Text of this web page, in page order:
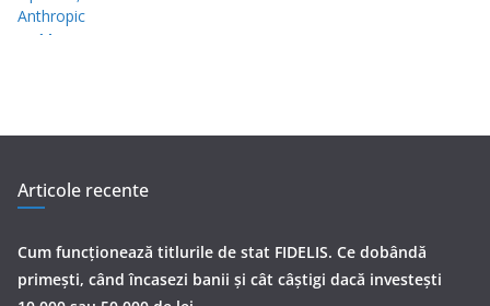
Articole recente
Cum funcționează titlurile de stat FIDELIS. Ce dobândă
primești, când încasezi banii şi cât câștigi dacă investești